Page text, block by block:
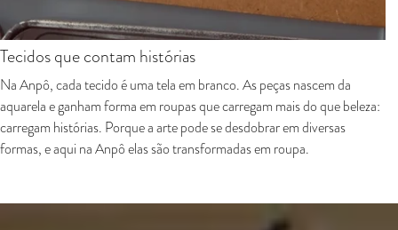
Tecidos que contam histórias
Na Anpô, cada tecido é uma tela em branco. As peças nascem da
aquarela e ganham forma em roupas que carregam mais do que beleza:
carregam histórias. Porque a arte pode se desdobrar em diversas
formas, e aqui na Anpô elas são transformadas em roupa.